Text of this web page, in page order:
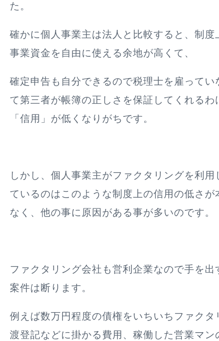
た。
確かに個人事業主は法人と比較すると、制度
事業資金を自由に使える余地が高くて、
確定申告も自分できるので税理士を雇ってい
て第三者が帳簿の正しさを保証してくれるわ
「信用」が低くなりがちです。
しかし、個人事業主がファクタリングを利
ているのはこのような制度上の信用の低さが
なく、他の事に原因がある事が多いのです。
ファクタリング会社も営利企業なので手を
案件は断ります。
例えば数万円程度の債権をいちいちファクタ
渡登記などに掛かる費用、稼働した営業マン